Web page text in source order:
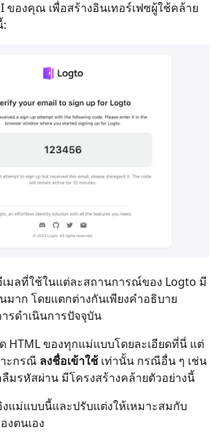
ของคุณ เพื่อสร้างอินเทอร์เฟซผู้ใช้คล้าย
เมลที่ใช้ในแต่ละสถานการณ์ของ Logto มี
าก โดยแตกต่างกันเพียงคำอธิบาย
รดำเนินการปัจจุบัน
HTML ของทุกแม่แบบโดยละเอียดที่นี่ แต่
าะกรณี ลงชื่อเข้าใช้ เท่านั้น กรณีอื่น ๆ เช่น
มรหัสผ่าน มีโครงสร้างคล้ายตัวอย่างนี้
แม่แบบนี้และปรับแต่งให้เหมาะสมกับ
งตนเอง